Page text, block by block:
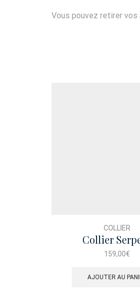
Vous pouvez retirer
COLLIER
Collier
159,00€
AJOUTER AU